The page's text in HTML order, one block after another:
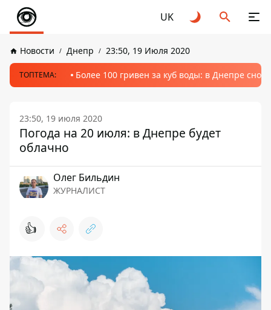
UK
Новости Днепр 23:50, 19 Июля 2020
ТОПТЕМА: Более 100 гривен за куб воды: в Днепре
23:50, 19 июля 2020
Погода на 20 июля: в Днепре будет
облачно
Олег Бильдин
ЖУРНАЛИСТ
👍